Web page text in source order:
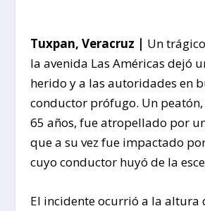
Tuxpan, Veracruz | Un
la avenida Las Américas dejó
herido y a las autoridades en
conductor prófugo. Un peatón,
65 años, fue atropellado por
que a su vez fue impactado
cuyo conductor huyó de la
El incidente ocurrió a la altura